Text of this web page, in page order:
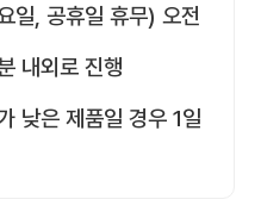
일, 공휴일 휴무) 오전
내외로 진행
낮은 제품일 경우 1일